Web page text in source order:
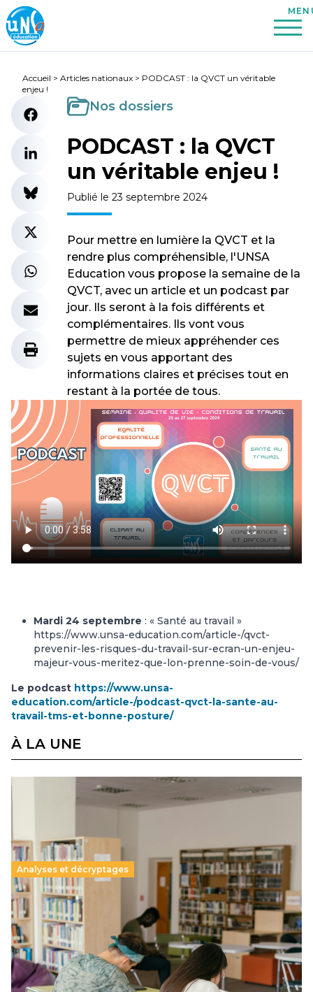
Accueil > Articles nationaux > PODCAST : la QVCT un véritable
enjeu !
Nos dossiers
PODCAST : la QVCT
un véritable enjeu !
Publié le 23 septembre 2024
Pour mettre en lumière la QVCT et la
rendre plus compréhensible, l'UNSA
Education vous propose la semaine de la
QVCT, avec un article et un podcast par
jour. Ils seront à la fois différents et
complémentaires. Ils vont vous
permettre de mieux appréhender ces
sujets en vous apportant des
informations claires et précises tout en
restant à la portée de tous.
Mardi 24 septembre : « Santé au travail »
https://www.unsa-education.com/article-/qvct-
prevenir-les-risques-du-travail-sur-ecran-un-enjeu-
majeur-vous-meritez-que-lon-prenne-soin-de-vous/
Le podcast https://www.unsa-
education.com/article-/podcast-qvct-la-sante-au-
travail-tms-et-bonne-posture/
À LA UNE
Analyses et décryptages
Supérieur privé : une dérive qui met à mal la
promesse républicaine
11 juillet 2026-
Le projet de loi sur la régulation de l’enseignement
supérieur privé met en lumière l’amplification d’un système
qui relègue l’acte pédagogique au superfétatoire, voire à…